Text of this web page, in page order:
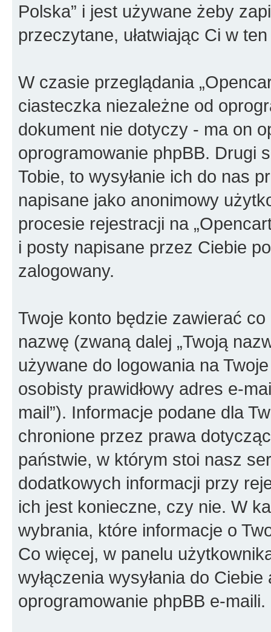
Polska” i jest używane żeby
przeczytane, ułatwiając Ci w
W czasie przeglądania
ciasteczka niezależne od
dokument nie dotyczy - ma on
oprogramowanie phpBB. Drugi
Tobie, to wysyłanie ich do nas
napisane jako anonimowy
procesie rejestracji na
i posty napisane przez Ciebie
zalogowany.
Twoje konto będzie zawierać
nazwę (zwaną dalej „Twoją
używane do logowania na
osobisty prawidłowy adres e-
mail”). Informacje podane dla
chronione przez prawa
państwie, w którym stoi nasz
dodatkowych informacji przy
ich jest konieczne, czy nie. W
wybrania, które informacje o
Co więcej, w panelu
wyłączenia wysyłania do
oprogramowanie phpBB e-maili.